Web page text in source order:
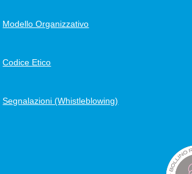
Modello Organizzativo
Codice Etico
Segnalazioni (Whistleblowing)